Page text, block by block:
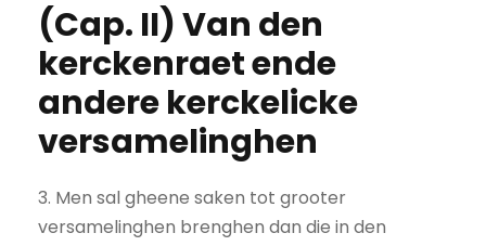
(Cap. II) Van den
kerckenraet ende
andere kerckelicke
versamelinghen
3. Men sal gheene saken tot grooter
versamelinghen brenghen dan die in den